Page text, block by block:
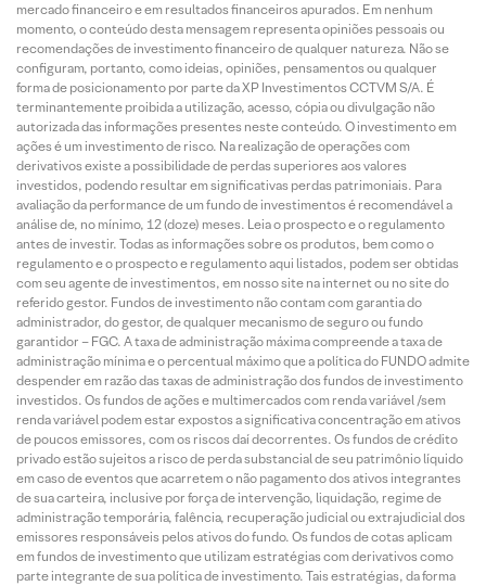
mercado financeiro e em resultados financeiros apurados. Em nenhum
momento, o conteúdo desta mensagem representa opiniões pessoais ou
recomendações de investimento financeiro de qualquer natureza. Não se
configuram, portanto, como ideias, opiniões, pensamentos ou qualquer
forma de posicionamento por parte da XP Investimentos CCTVM S/A. É
terminantemente proibida a utilização, acesso, cópia ou divulgação não
autorizada das informações presentes neste conteúdo. O investimento em
ações é um investimento de risco. Na realização de operações com
derivativos existe a possibilidade de perdas superiores aos valores
investidos, podendo resultar em significativas perdas patrimoniais. Para
avaliação da performance de um fundo de investimentos é recomendável a
análise de, no mínimo, 12 (doze) meses. Leia o prospecto e o regulamento
antes de investir. Todas as informações sobre os produtos, bem como o
regulamento e o prospecto e regulamento aqui listados, podem ser obtidas
com seu agente de investimentos, em nosso site na internet ou no site do
referido gestor. Fundos de investimento não contam com garantia do
administrador, do gestor, de qualquer mecanismo de seguro ou fundo
garantidor – FGC. A taxa de administração máxima compreende a taxa de
administração mínima e o percentual máximo que a política do FUNDO admite
despender em razão das taxas de administração dos fundos de investimento
investidos. Os fundos de ações e multimercados com renda variável /sem
renda variável podem estar expostos a significativa concentração em ativos
de poucos emissores, com os riscos daí decorrentes. Os fundos de crédito
privado estão sujeitos a risco de perda substancial de seu patrimônio líquido
em caso de eventos que acarretem o não pagamento dos ativos integrantes
de sua carteira, inclusive por força de intervenção, liquidação, regime de
administração temporária, falência, recuperação judicial ou extrajudicial dos
emissores responsáveis pelos ativos do fundo. Os fundos de cotas aplicam
em fundos de investimento que utilizam estratégias com derivativos como
parte integrante de sua política de investimento. Tais estratégias, da forma